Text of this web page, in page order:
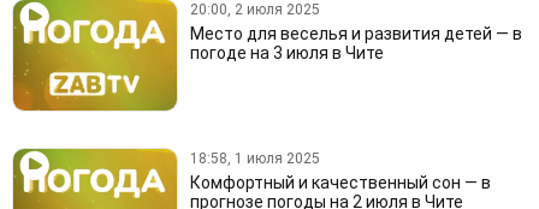
20:00, 2 июля 2025
Место для веселья и развития детей — в
погоде на 3 июля в Чите
18:58, 1 июля 2025
Комфортный и качественный сон — в
прогнозе погоды на 2 июля в Чите